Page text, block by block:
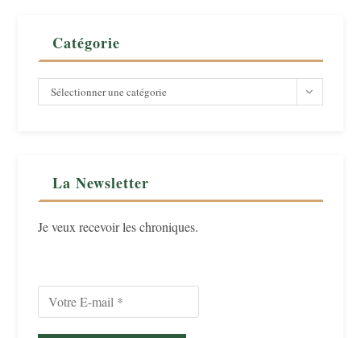
Catégorie
Catégorie
Sélectionner une catégorie
La Newsletter
Je veux recevoir les chroniques.